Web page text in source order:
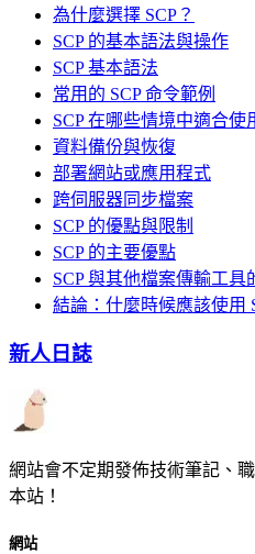
為什麼選擇 SCP？
SCP 的基本語法與操作
SCP 基本語法
常用的 SCP 命令範例
SCP 在哪些情境中適合使
資料備份與恢復
部署網站或應用程式
跨伺服器同步檔案
SCP 的優點與限制
SCP 的主要優點
SCP 與其他檔案傳輸工具
結論：什麼時候應該使用
新人日誌
網站會不定期發佈技術筆記、
本站！
網站